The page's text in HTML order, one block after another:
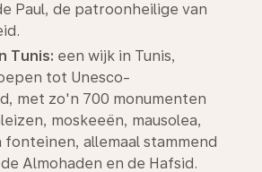
Paul, de patroonheilige van
Tunis: een wijk in Tunis,
tot Unesco-
met zo'n 700 monumenten
moskeeën, mausolea,
fonteinen, allemaal stammend
Almohaden en de Hafsid.